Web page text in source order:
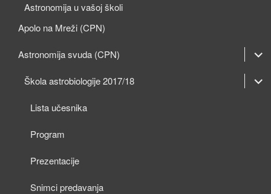
Astronomija u vašoj školi
Apolo na Mreži (CPN)
Astronomija svuda (CPN)
menu
Škola astrobiologije 2017/18
Lista učesnika
Program
Prezentacije
Snimci predavanja